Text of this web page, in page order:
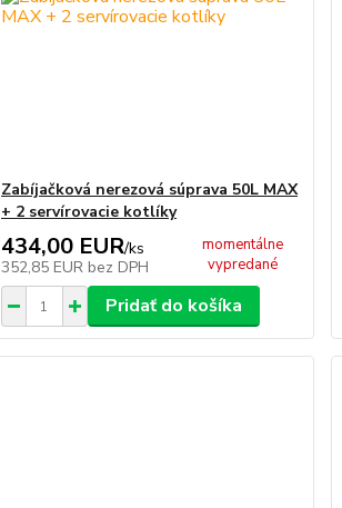
Zabíjačková nerezová súprava 50L MAX
+ 2 servírovacie kotlíky
434,00 EUR/ks
352,85 EUR bez DPH
momentálne
vypredané
Pridať do košíka